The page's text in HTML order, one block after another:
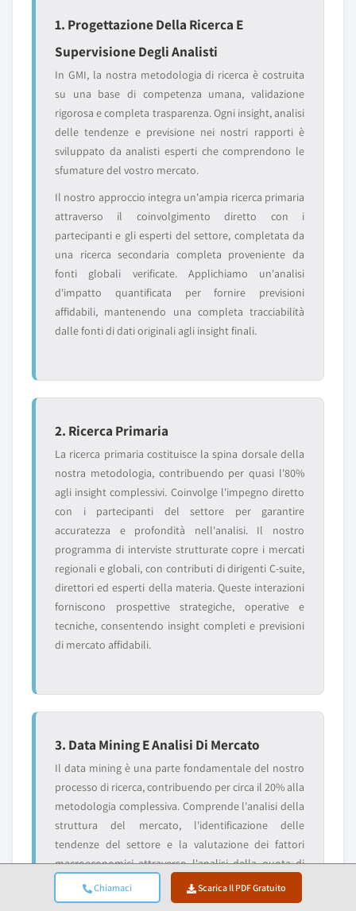
Chiamaci Scarica Il PDF Gratuito
1. Progettazione Della Ricerca E
Supervisione Degli Analisti
In GMI, la nostra metodologia di ricerca è costruita
su una base di competenza umana, validazione
rigorosa e completa trasparenza. Ogni insight, analisi
delle tendenze e previsione nei nostri rapporti è
sviluppato da analisti esperti che comprendono le
sfumature del vostro mercato.
Il nostro approccio integra un'ampia ricerca primaria
attraverso il coinvolgimento diretto con i
partecipanti e gli esperti del settore, completata da
una ricerca secondaria completa proveniente da
fonti globali verificate. Applichiamo un'analisi
d'impatto quantificata per fornire previsioni
affidabili, mantenendo una completa tracciabilità
dalle fonti di dati originali agli insight finali.
2. Ricerca Primaria
La ricerca primaria costituisce la spina dorsale della
nostra metodologia, contribuendo per quasi l'80%
agli insight complessivi. Coinvolge l'impegno diretto
con i partecipanti del settore per garantire
accuratezza e profondità nell'analisi. Il nostro
programma di interviste strutturate copre i mercati
regionali e globali, con contributi di dirigenti C-suite,
direttori ed esperti della materia. Queste interazioni
forniscono prospettive strategiche, operative e
tecniche, consentendo insight completi e previsioni
di mercato affidabili.
3. Data Mining E Analisi Di Mercato
Il data mining è una parte fondamentale del nostro
processo di ricerca, contribuendo per circa il 20% alla
metodologia complessiva. Comprende l'analisi della
struttura del mercato, l'identificazione delle
tendenze del settore e la valutazione dei fattori
macroeconomici attraverso l'analisi della quota di
fatturato dei principali attori. I dati rilevanti vengono
raccolti da fonti a pagamento e gratuite per costruire